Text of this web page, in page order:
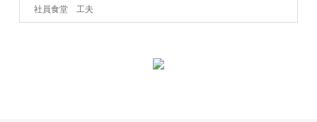
社員食堂 工夫